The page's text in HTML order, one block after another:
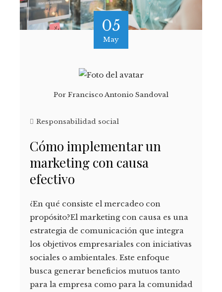
05
May
Por Francisco Antonio Sandoval
Responsabilidad social
Cómo implementar un
marketing con causa
efectivo
¿En qué consiste el mercadeo con
propósito?El marketing con causa es una
estrategia de comunicación que integra
los objetivos empresariales con iniciativas
sociales o ambientales. Este enfoque
busca generar beneficios mutuos tanto
para la empresa como para la comunidad